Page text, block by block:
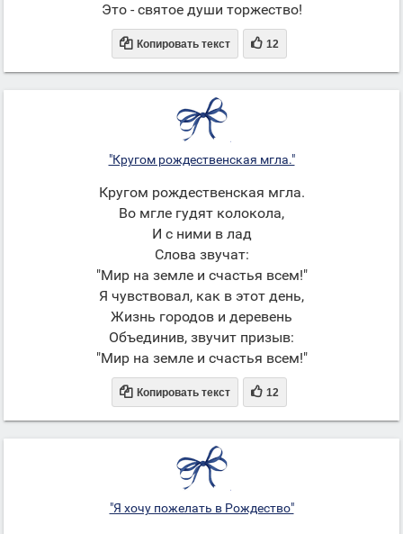
Это - святое души торжество!
 Копировать текст  12
"Кругом рождественская мгла."
Кругом рождественская мгла.
Во мгле гудят колокола,
И с ними в лад
Слова звучат:
"Мир на земле и счастья всем!"
Я чувствовал, как в этот день,
Жизнь городов и деревень
Объединив, звучит призыв:
"Мир на земле и счастья всем!"
 Копировать текст  12
"Я хочу пожелать в Рождество"